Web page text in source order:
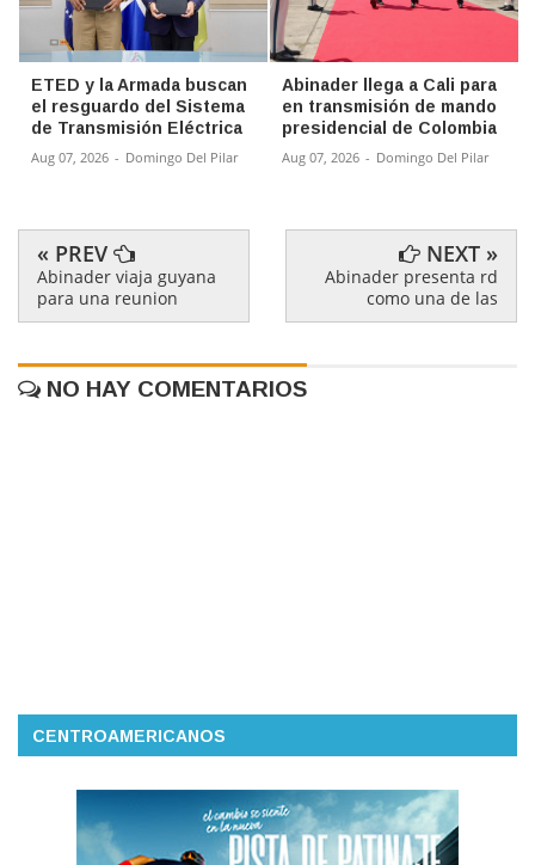
ETED y la Armada buscan
el resguardo del Sistema
de Transmisión Eléctrica
Aug 07, 2026 - Domingo Del Pilar
Abinader llega a Cali para
en transmisión de mando
presidencial de Colombia
Aug 07, 2026 - Domingo Del Pilar
« PREV
Abinader viaja guyana
para una reunion
NEXT »
Abinader presenta rd
como una de las
NO HAY COMENTARIOS
CENTROAMERICANOS